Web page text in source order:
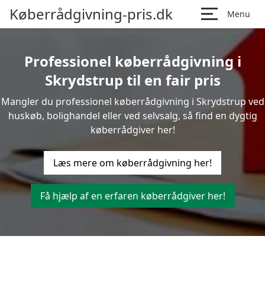
Køberrådgivning-pris.dk Menu
Professionel køberrådgivning i
Skrydstrup til en fair pris
Mangler du professionel køberrådgivning i Skrydstrup ved
huskøb, bolighandel eller ved selvsalg, så find en dygtig
køberrådgiver her!
Læs mere om køberrådgivning her!
Få hjælp af en erfaren køberrådgiver her!